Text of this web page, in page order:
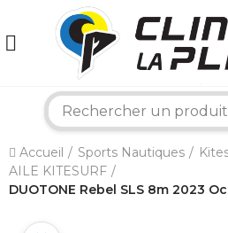
Accueil Sports Nautiques
AILE KITESURF
DUOTONE Rebel SLS 8m 2023
Bonjour ! Je suis votre
Comment puis-je vous